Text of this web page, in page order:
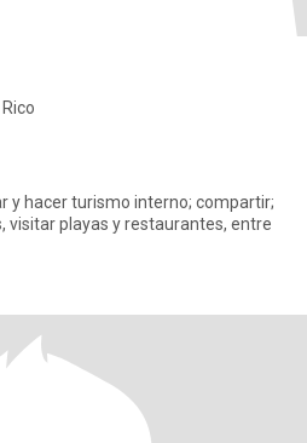
y hacer turismo interno; compartir;
visitar playas y restaurantes, entre